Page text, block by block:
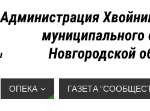
ОПЕКА ГАЗЕТА